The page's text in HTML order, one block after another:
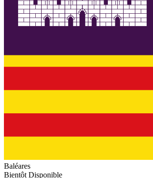
Baléares
Bientôt Disponible